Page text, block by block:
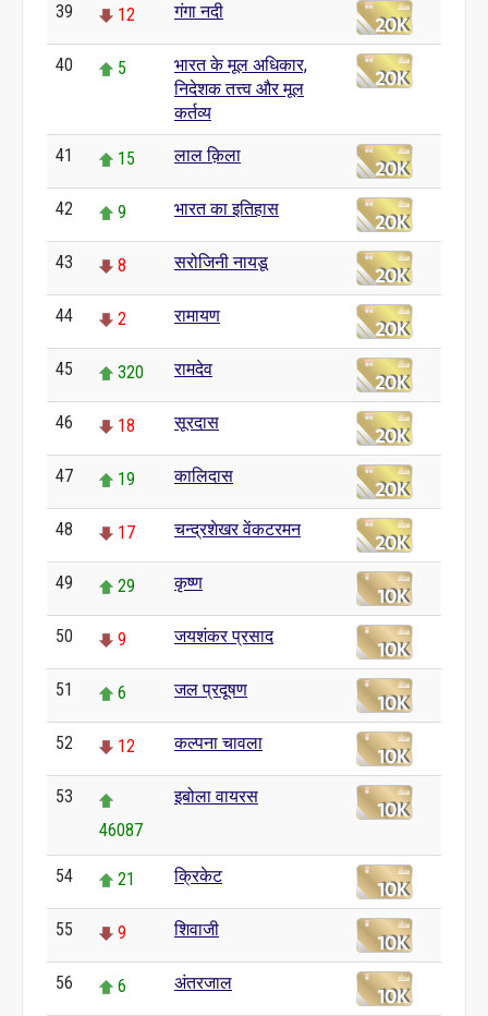
39 12 गंगा नदी
40 5
भारत के मूल अधिकार,
निदेशक तत्त्व और मूल
कर्तव्य
41 15 लाल क़िला
42 9 भारत का इतिहास
43 8 सरोजिनी नायडू
44 2 रामायण
45 320 रामदेव
46 18 सूरदास
47 19 कालिदास
48 17 चन्द्रशेखर वेंकटरमन
49 29 कृष्ण
50 9 जयशंकर प्रसाद
51 6 जल प्रदूषण
52 12 कल्पना चावला
53
46087
इबोला वायरस
54 21 क्रिकेट
55 9 शिवाजी
56 6 अंतरजाल